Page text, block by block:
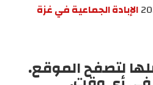
الإبادة الجماعية في غزة
لتصفح الموقع.